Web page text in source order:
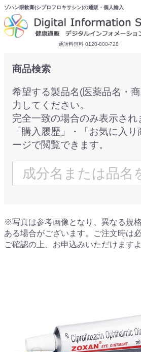
ゾハン眼軟膏(シプロフロキサシン)の通販・個人輸入
通話料無料 0120-800-728
商品検索
希望する製品名(医薬品名・
力してください。
完全一致の場合のみ表示され
「購入履歴」・「お気に入
ージで閲覧できます。
※写真は参考画像となり、異なる規
ある場合がございます。ご注文時は
ご確認の上、お申込みいただけます